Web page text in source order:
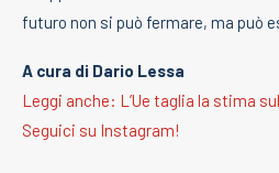
futuro non si può fermare, ma può
A cura di Dario Lessa
Leggi anche: L’Ue taglia la stima
Seguici su Instagram!